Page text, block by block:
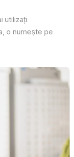
utilizați
o numește pe